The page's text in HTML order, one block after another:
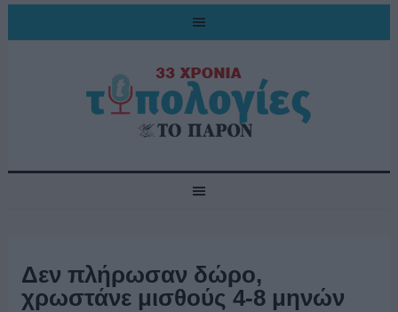
Δεν πλήρωσαν δώρο,
χρωστάνε μισθούς 4-8 μηνών